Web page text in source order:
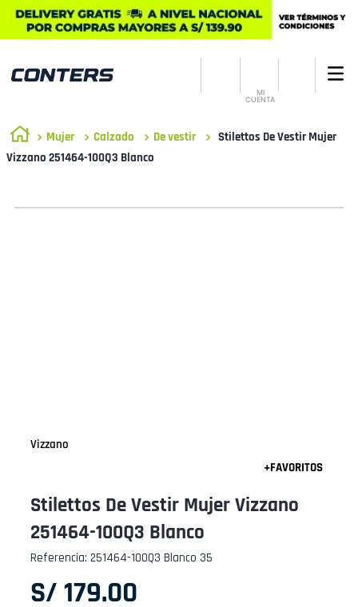
MI
CUENTA
Mujer Calzado De vestir
Stilettos De Vestir Mujer
Vizzano 251464-100Q3 Blanco
Vizzano
Stilettos De Vestir Mujer Vizzano
251464-100Q3 Blanco
Referencia: 251464-100Q3 Blanco 35
S/ 179.00